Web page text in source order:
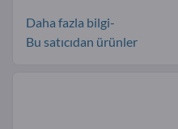
Daha fazla bilgi-
Bu satıcıdan ürünler